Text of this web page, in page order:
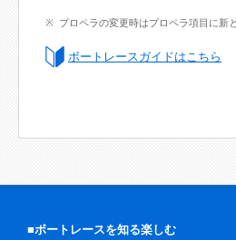
プロペラの変更時はプロペラ項目に新
ボートレースガイドはこちら
■ボートレースを知る楽しむ